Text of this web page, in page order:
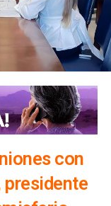
con
presidente